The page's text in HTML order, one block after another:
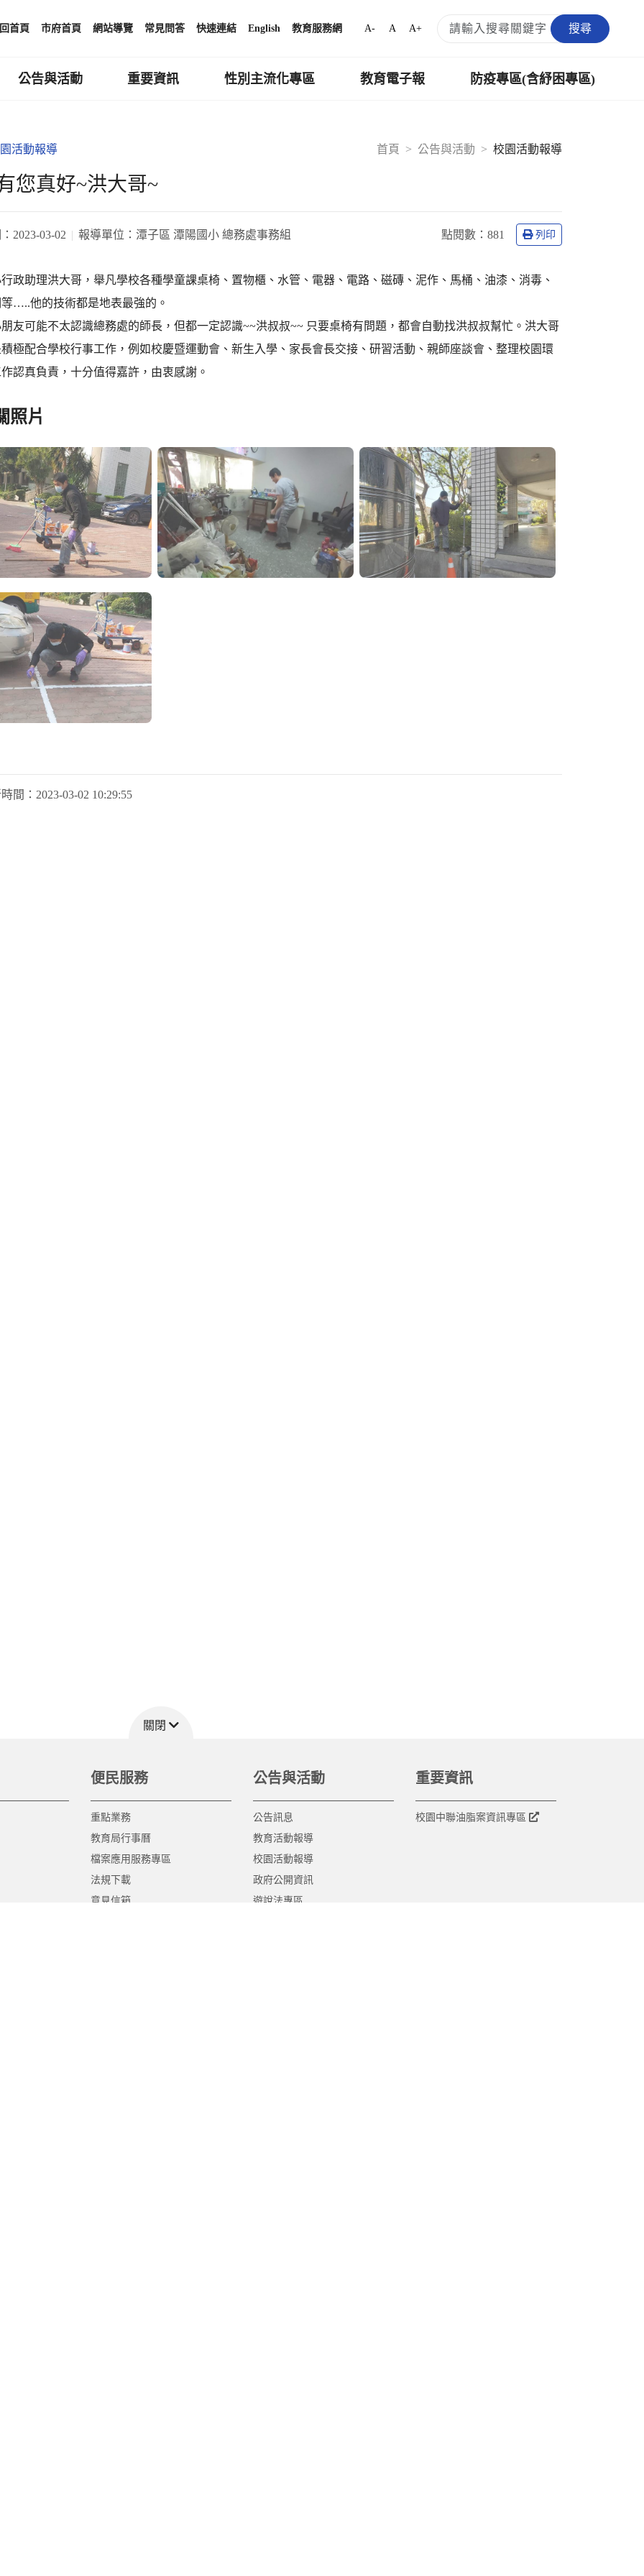
回首頁 市府首頁 網站導覽 常見問答 快速連結 English 教育服務網 A- A A+ 搜尋
公告與活動 重要資訊 性別主流化專區 教育電子報 防疫專區(含紓困專區)
首頁 公告與活動 校園活動報導
活動報導
您真好~洪大哥~
2023-03-02 報導單位： 潭子區 潭陽國小 總務處事務組 點閱數： 881 列印
政助理洪大哥，舉凡學校各種學童課桌椅、置物櫃、水管、電器、電路、磁磚、泥作、馬桶、油漆、消毒、
…..他的技術都是地表最強的。
友可能不太認識總務處的師長，但都一定認識~~洪叔叔~~ 只要桌椅有問題，都會自動找洪叔叔幫忙。洪大哥
極配合學校行事工作，例如校慶暨運動會、新生入學、家長會長交接、研習活動、親師座談會、整理校園環
認真負責，十分值得嘉許，由衷感謝。
照片
間： 2023-03-02 10:29:55
關閉
便民服務
重點業務
教育局行事曆
檔案應用服務專區
法規下載
意見信箱
公告與活動
公告訊息
教育活動報導
校園活動報導
政府公開資訊
遊說法專區
重要資訊
校園中聯油脂案資訊專區